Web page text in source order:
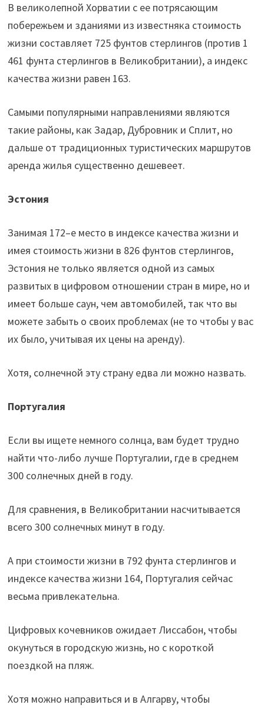
В великолепной Хорватии с ее потрясающим
побережьем и зданиями из известняка стоимость
жизни составляет 725 фунтов стерлингов (против 1
461 фунта стерлингов в Великобритании), а индекс
качества жизни равен 163.
Самыми популярными направлениями являются
такие районы, как Задар, Дубровник и Сплит, но
дальше от традиционных туристических маршрутов
аренда жилья существенно дешевеет.
Эстония
Занимая 172–е место в индексе качества жизни и
имея стоимость жизни в 826 фунтов стерлингов,
Эстония не только является одной из самых
развитых в цифровом отношении стран в мире, но и
имеет больше саун, чем автомобилей, так что вы
можете забыть о своих проблемах (не то чтобы у вас
их было, учитывая их цены на аренду).
Хотя, солнечной эту страну едва ли можно назвать.
Португалия
Если вы ищете немного солнца, вам будет трудно
найти что-либо лучше Португалии, где в среднем
300 солнечных дней в году.
Для сравнения, в Великобритании насчитывается
всего 300 солнечных минут в году.
А при стоимости жизни в 792 фунта стерлингов и
индексе качества жизни 164, Португалия сейчас
весьма привлекательна.
Цифровых кочевников ожидает Лиссабон, чтобы
окунуться в городскую жизнь, но с короткой
поездкой на пляж.
Хотя можно направиться и в Алгарву, чтобы